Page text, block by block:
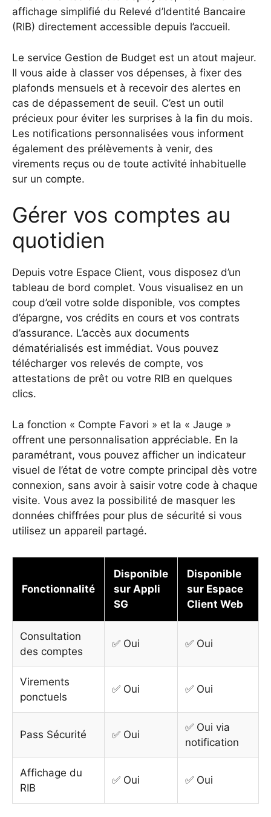
affichage simplifié du Relevé d’Identité Bancaire
(RIB) directement accessible depuis l’accueil.
Le service Gestion de Budget est un atout majeur.
Il vous aide à classer vos dépenses, à fixer des
plafonds mensuels et à recevoir des alertes en
cas de dépassement de seuil. C’est un outil
précieux pour éviter les surprises à la fin du mois.
Les notifications personnalisées vous informent
également des prélèvements à venir, des
virements reçus ou de toute activité inhabituelle
sur un compte.
Gérer vos comptes au
quotidien
Depuis votre Espace Client, vous disposez d’un
tableau de bord complet. Vous visualisez en un
coup d’œil votre solde disponible, vos comptes
d’épargne, vos crédits en cours et vos contrats
d’assurance. L’accès aux documents
dématérialisés est immédiat. Vous pouvez
télécharger vos relevés de compte, vos
attestations de prêt ou votre RIB en quelques
clics.
La fonction « Compte Favori » et la « Jauge »
offrent une personnalisation appréciable. En la
paramétrant, vous pouvez afficher un indicateur
visuel de l’état de votre compte principal dès votre
connexion, sans avoir à saisir votre code à chaque
visite. Vous avez la possibilité de masquer les
données chiffrées pour plus de sécurité si vous
utilisez un appareil partagé.
Fonctionnalité
Disponible
sur Appli
SG
Disponible
sur Espace
Client Web
Consultation
des comptes
✅ Oui ✅ Oui
Virements
ponctuels
✅ Oui ✅ Oui
Pass Sécurité ✅ Oui
✅ Oui via
notification
Affichage du
RIB
✅ Oui ✅ Oui